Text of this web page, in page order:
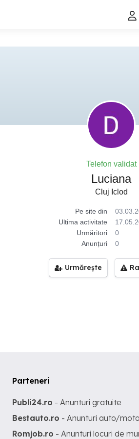
Telefon validat
Luciana
Cluj Iclod
Pe site din
Ultima activitate
Urmăritori
0
Anunțuri
0
Urmărește
Parteneri
Publi24.ro - Anunturi gratuite
Bestauto.ro - Anunturi auto/moto
Romjob.ro - Anunturi locuri de